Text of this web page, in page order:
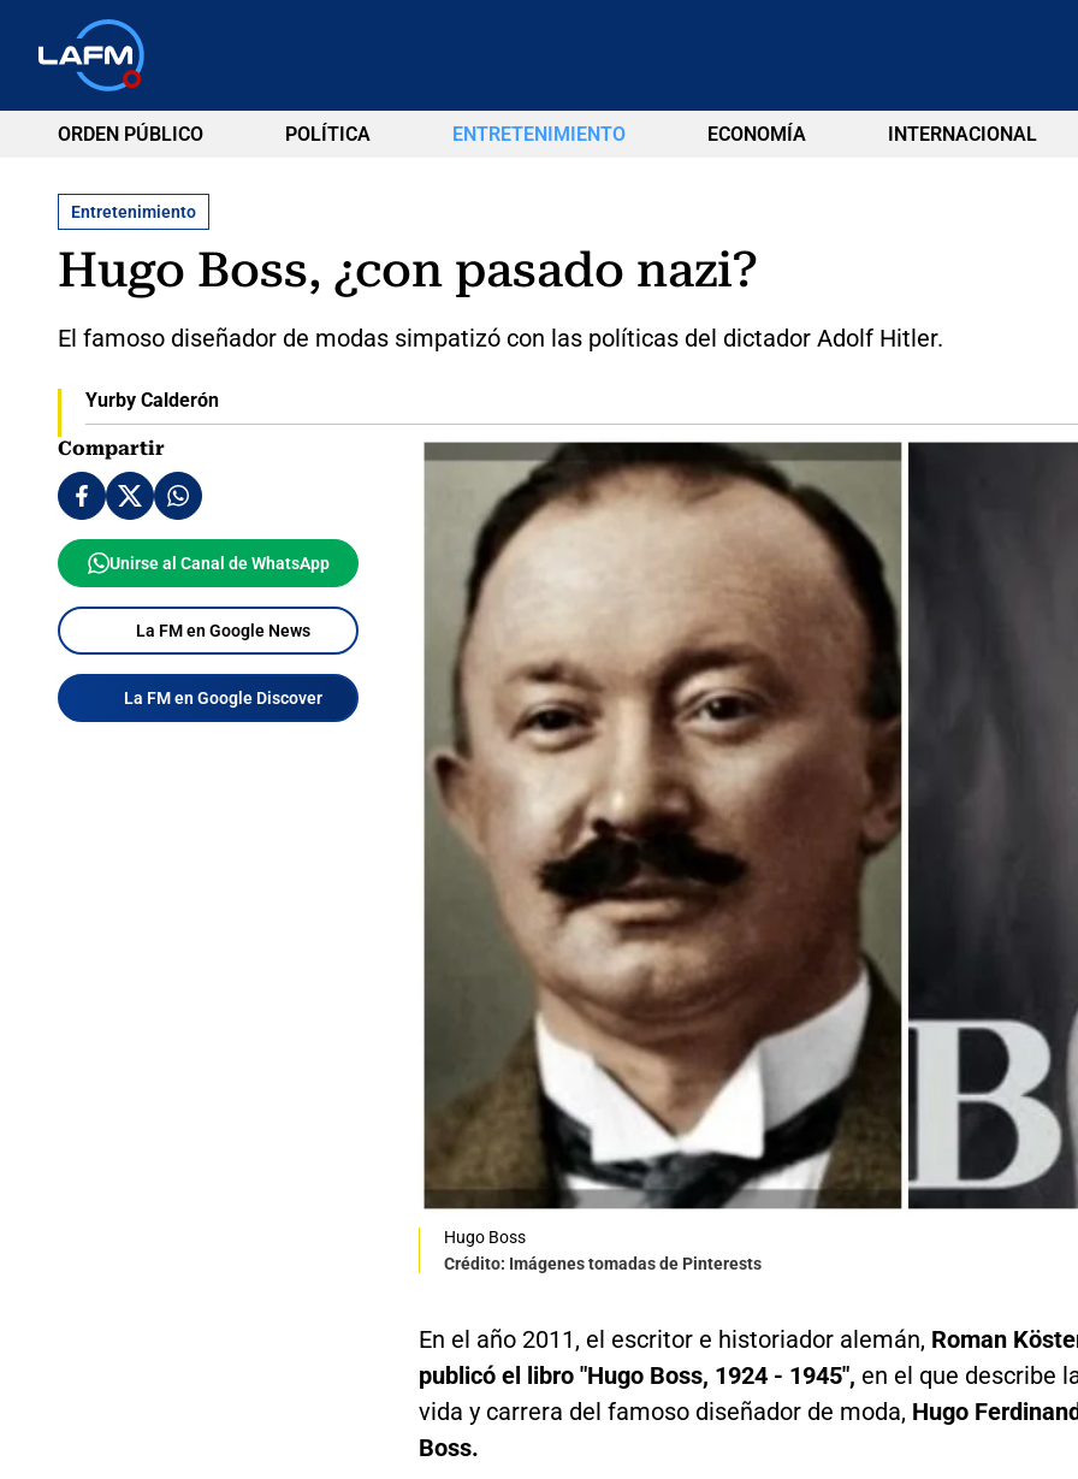
ORDEN PÚBLICO POLÍTICA ENTRETENIMIENTO ECONOMÍA INTERNACIONAL
Entretenimiento
Hugo Boss, ¿con pasado nazi?
El famoso diseñador de modas simpatizó con las políticas del dictador Adolf Hitler.
Yurby Calderón
Compartir
Unirse al Canal de WhatsApp
La FM en Google News
La FM en Google Discover
Hugo Boss
Crédito: Imágenes tomadas de Pinterests
En el año 2011, el escritor e historiador alemán, Roman
publicó el libro "Hugo Boss, 1924 - 1945", en el que describe
vida y carrera del famoso diseñador de moda, Hugo
Boss.